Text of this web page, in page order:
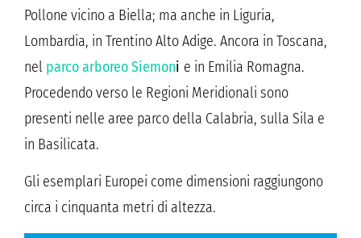
Pollone vicino a Biella; ma anche in Liguria,
Lombardia, in Trentino Alto Adige. Ancora in Toscana,
nel parco arboreo Siemoni e in Emilia Romagna.
Procedendo verso le Regioni Meridionali sono
presenti nelle aree parco della Calabria, sulla Sila e
in Basilicata.
Gli esemplari Europei come dimensioni raggiungono
circa i cinquanta metri di altezza.